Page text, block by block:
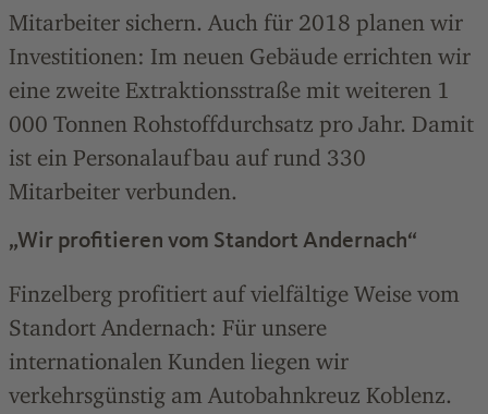
Mitarbeiter sichern. Auch für 2018 planen wir
Investitionen: Im neuen Gebäude errichten wir
eine zweite Extraktionsstraße mit weiteren 1
000 Tonnen Rohstoffdurchsatz pro Jahr. Damit
ist ein Personalaufbau auf rund 330
Mitarbeiter verbunden.
„Wir profitieren vom Standort Andernach“
Finzelberg profitiert auf vielfältige Weise vom
Standort Andernach: Für unsere
internationalen Kunden liegen wir
verkehrsgünstig am Autobahnkreuz Koblenz.